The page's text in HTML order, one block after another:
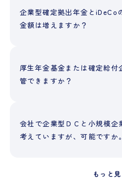
企業型確定拠出年金とiDeCo
金額は増えますか？
厚生年金基金または確定給付
管できますか？
会社で企業型ＤＣと小規模企
考えていますが、可能ですか。
もっと見